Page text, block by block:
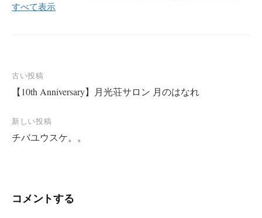
すべて表示
投
稿
ナ
ビ
ョ
古い投稿
【10th Anniversary】月光荘サロン 月のはなれ
新しい投稿
チバユウスケ。。
コメントする